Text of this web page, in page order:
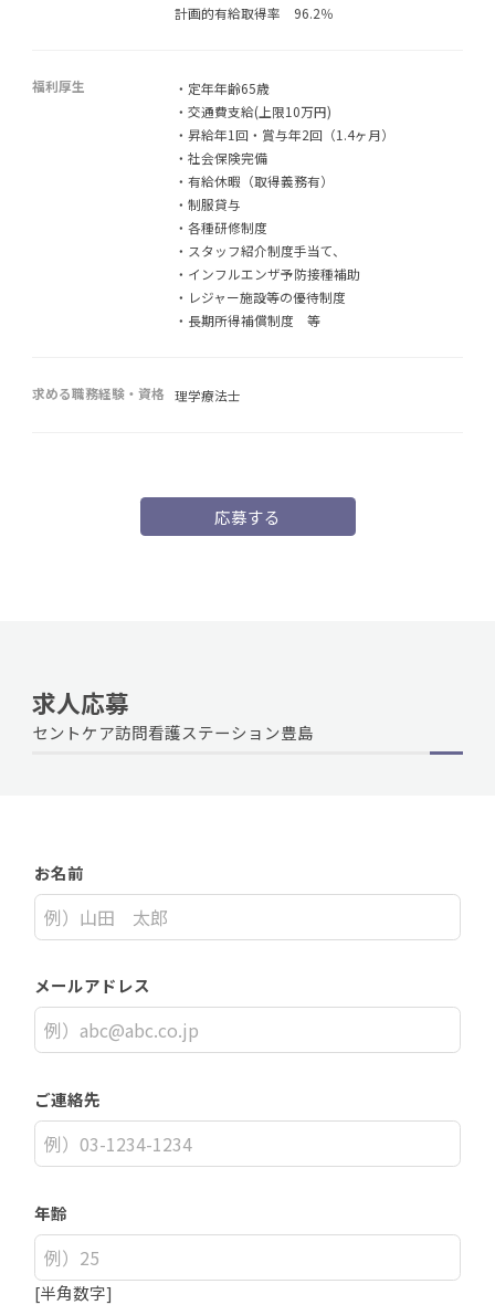
計画的有給取得率 96.2％
福利厚生
・定年年齢65歳
・交通費支給(上限10万円)
・昇給年1回・賞与年2回（1.4ヶ月）
・社会保険完備
・有給休暇（取得義務有）
・制服貸与
・各種研修制度
・スタッフ紹介制度手当て、
・インフルエンザ予防接種補助
・レジャー施設等の優待制度
・長期所得補償制度 等
求める職務経験・資格 理学療法士
応募する
求人応募
セントケア訪問看護ステーション豊島
お名前
メールアドレス
ご連絡先
年齢
[半角数字]